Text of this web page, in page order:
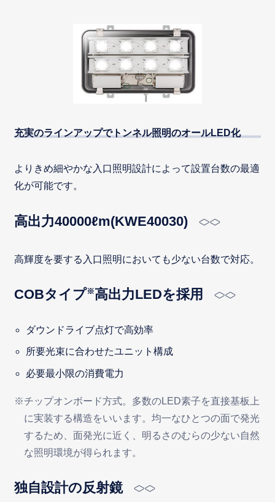
充実のラインアップでトンネル照明のオールLED化
よりきめ細やかな入口照明設計によって設置台数の最適
化が可能です。
高出力40000ℓm(KWE40030)
高輝度を要する入口照明においても少ない台数で対応。
COBタイプ※高出力LEDを採用
ダウンドライブ点灯で高効率
所要光束に合わせたユニット構成
必要最小限の消費電力
※チップオンボード方式。多数のLED素子を直接基板上
に実装する構造をいいます。均一なひとつの面で発光
するため、面発光に近く、明るさのむらの少ない自然
な照明環境が得られます。
独自設計の反射鏡